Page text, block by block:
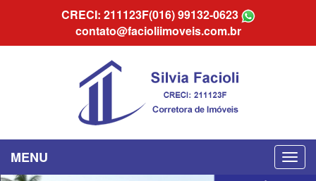
CRECI: 211123F(016) 99132-0623
contato@facioliimoveis.com.br
MENU